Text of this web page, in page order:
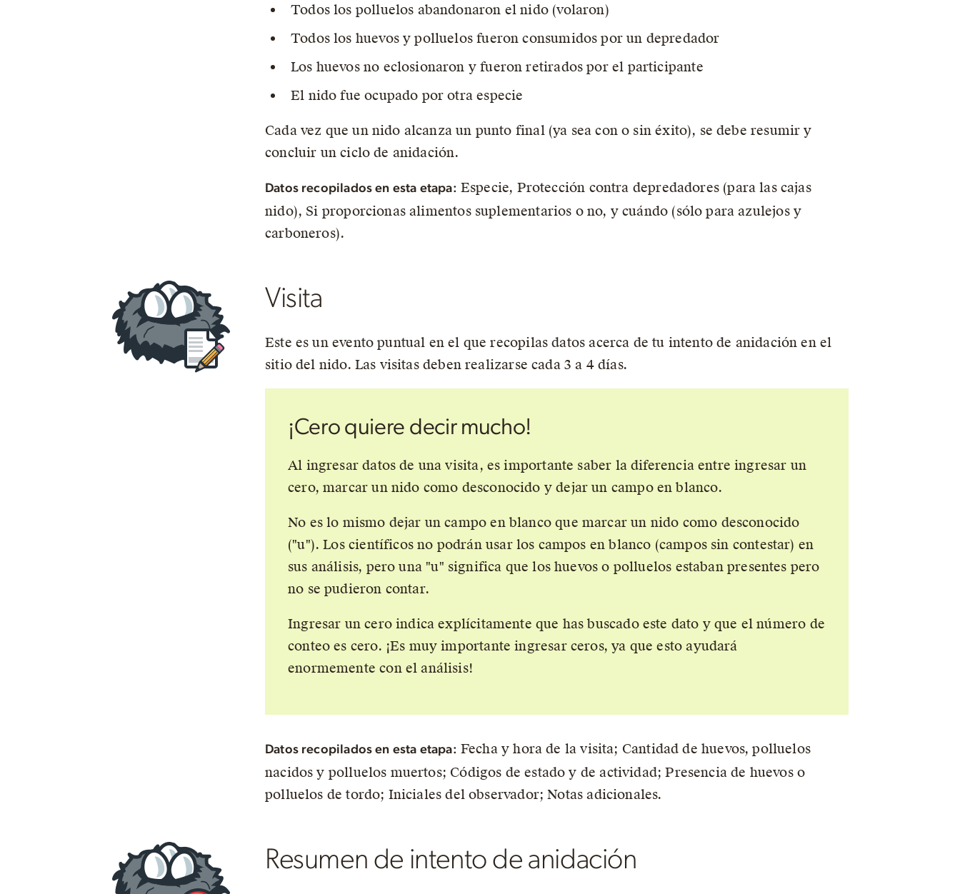
Todos los polluelos abandonaron el nido (volaron)
Todos los huevos y polluelos fueron consumidos por un depredador
Los huevos no eclosionaron y fueron retirados por el participante
El nido fue ocupado por otra especie
Cada vez que un nido alcanza un punto final (ya sea con o sin éxito), se debe resumir y
concluir un ciclo de anidación.
Datos recopilados en esta etapa: Especie, Protección contra depredadores (para las cajas
nido), Si proporcionas alimentos suplementarios o no, y cuándo (sólo para azulejos y
carboneros).
Visita
Este es un evento puntual en el que recopilas datos acerca de tu intento de anidación en el
sitio del nido. Las visitas deben realizarse cada 3 a 4 días.
¡Cero quiere decir mucho!
Al ingresar datos de una visita, es importante saber la diferencia entre ingresar un
cero, marcar un nido como desconocido y dejar un campo en blanco.
No es lo mismo dejar un campo en blanco que marcar un nido como desconocido
( u ). Los científicos no podrán usar los campos en blanco (campos sin contestar) en
sus análisis, pero una u
significa que los huevos o polluelos estaban presentes pero
no se pudieron contar.
Ingresar un cero indica explícitamente que has buscado este dato y que el número de
conteo es cero. ¡Es muy importante ingresar ceros, ya que esto ayudará
enormemente con el análisis!
Datos recopilados en esta etapa: Fecha y hora de la visita; Cantidad de huevos, polluelos
nacidos y polluelos muertos; Códigos de estado y de actividad; Presencia de huevos o
polluelos de tordo; Iniciales del observador; Notas adicionales.
Resumen de intento de anidación